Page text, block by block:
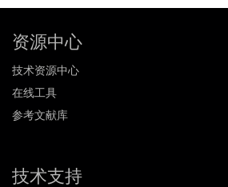
资源中心
技术资源中心
在线工具
参考文献库
技术支持